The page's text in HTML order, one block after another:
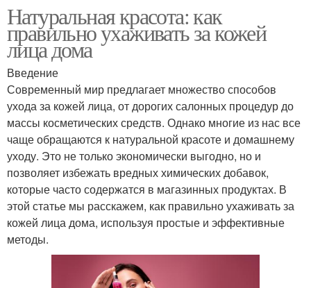
Натуральная красота: как
правильно ухаживать за кожей
лица дома
Введение
Современный мир предлагает множество способов
ухода за кожей лица, от дорогих салонных процедур до
массы косметических средств. Однако многие из нас все
чаще обращаются к натуральной красоте и домашнему
уходу. Это не только экономически выгодно, но и
позволяет избежать вредных химических добавок,
которые часто содержатся в магазинных продуктах. В
этой статье мы расскажем, как правильно ухаживать за
кожей лица дома, используя простые и эффективные
методы.